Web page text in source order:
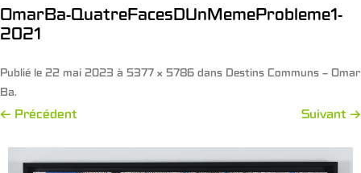
OmarBa-QuatreFacesDUnMemeProbleme1-
2021
Publié le 22 mai 2023 à 5377 × 5786 dans Destins Communs – Omar
Ba.
← Précédent Suivant →